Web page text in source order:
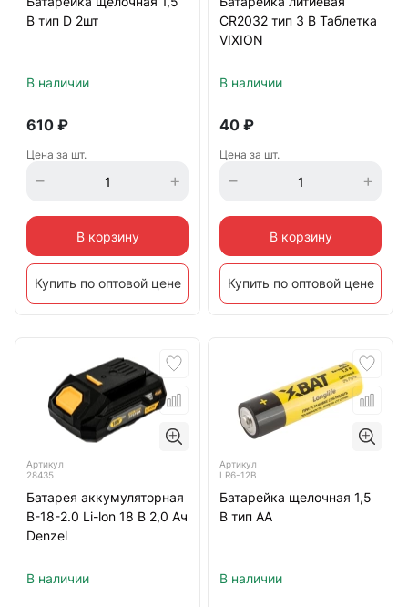
В тип D 2шт
В наличии
610 ₽
Цена за шт.
В корзину
Купить по оптовой цене
CR2032 тип 3 В Таблетка
VIXION
В наличии
40 ₽
Цена за шт.
В корзину
Купить по оптовой цене
Артикул
28435
Батарея аккумуляторная
B-18-2.0 Li-lon 18 B 2,0 Ач
Denzel
В наличии
Артикул
LR6-12B
Батарейка щелочная 1,5
В тип АА
В наличии